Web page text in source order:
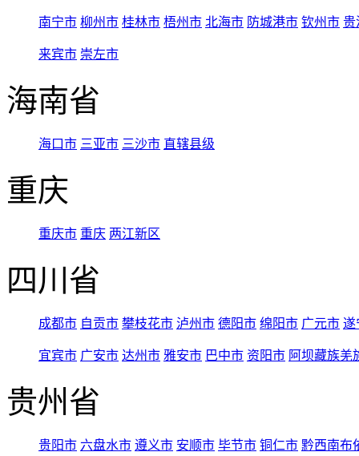
南宁市 柳州市 桂林市 梧州市 北海市 防城港市 钦州市 贵
来宾市 崇左市
海南省
海口市 三亚市 三沙市 直辖县级
重庆
重庆市 重庆 两江新区
四川省
成都市 自贡市 攀枝花市 泸州市 德阳市 绵阳市 广元市 遂
宜宾市 广安市 达州市 雅安市 巴中市 资阳市 阿坝藏族羌
贵州省
贵阳市 六盘水市 遵义市 安顺市 毕节市 铜仁市 黔西南布